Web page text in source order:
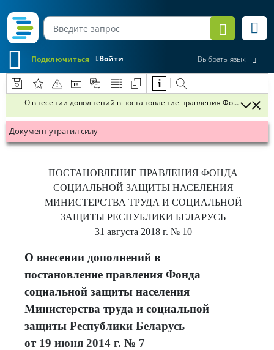
Войти
Подключиться Выбрать язык
О внесении дополнений в постановление правления Фонда
Документ утратил силу
ПОСТАНОВЛЕНИЕ ПРАВЛЕНИЯ ФОНДА
СОЦИАЛЬНОЙ ЗАЩИТЫ НАСЕЛЕНИЯ
МИНИСТЕРСТВА ТРУДА И СОЦИАЛЬНОЙ
ЗАЩИТЫ РЕСПУБЛИКИ БЕЛАРУСЬ
31 августа 2018 г. № 10
О внесении дополнений в
постановление правления Фонда
социальной защиты населения
Министерства труда и социальной
защиты Республики Беларусь
от 19 июня 2014 г. № 7